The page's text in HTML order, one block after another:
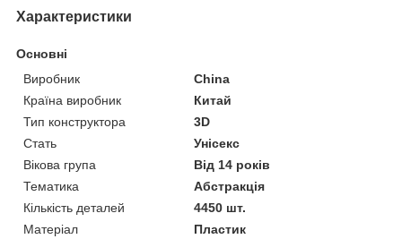
Характеристики
Основні
Виробник
China
Країна виробник
Китай
Тип конструктора
3D
Стать
Унісекс
Вікова група
Від 14 років
Тематика
Абстракція
Кількість деталей
4450 шт.
Матеріал
Пластик